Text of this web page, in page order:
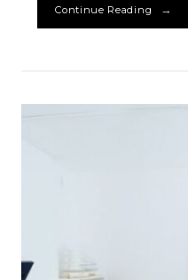
Continue Reading →